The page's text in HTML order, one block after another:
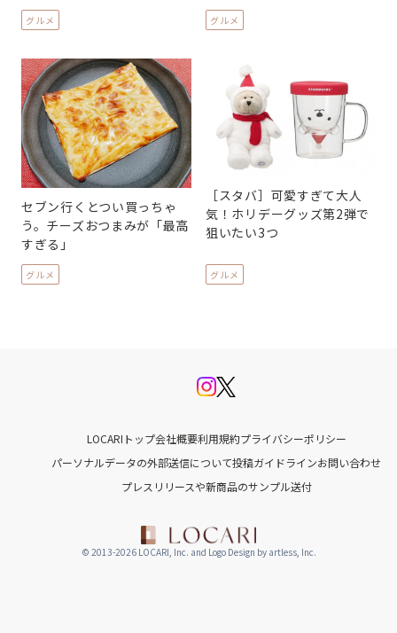
グルメ グルメ
セブン行くとつい買っちゃ
う。チーズおつまみが「最高
すぎる」
グルメ
［スタバ］可愛すぎて大人
気！ホリデーグッズ第2弾で
狙いたい3つ
グルメ
LOCARIトップ会社概要利用規約プライバシーポリシー
パーソナルデータの外部送信について投稿ガイドラインお問い合わせ
プレスリリースや新商品のサンプル送付
© 2013-2026 LOCARI, Inc. and Logo Design by artless, Inc.